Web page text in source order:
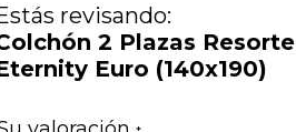
revisando:
2 Plazas
Euro (140x190)